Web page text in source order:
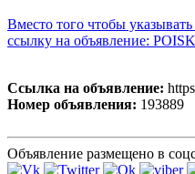
Вместо того чтобы
ссылку на объявление:
Ссылка на объявление:
Номер объявления: 193889
Объявление размещено в